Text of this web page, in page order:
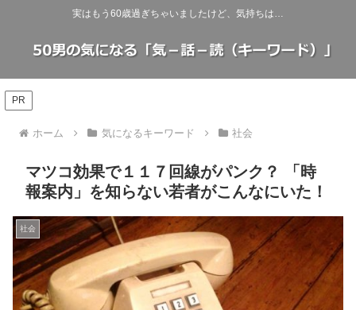
実はもう60歳過ぎちゃいましたけど、気持ちは…
PR
ホーム 気になるキーワード 社会
マツコ効果で１１７回線がパンク？ 「時
報案内」を知らない若者がこんなにいた！
社会